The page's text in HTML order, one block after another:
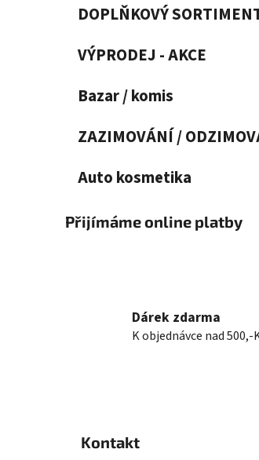
DOPLŇKOVÝ
VÝPRODEJ - AKCE
Bazar / komis
ZAZIMOVÁNÍ /
Auto kosmetika
Přijímáme online platby
Dárek zdarma
K objednávce nad 500,-
Kontakt